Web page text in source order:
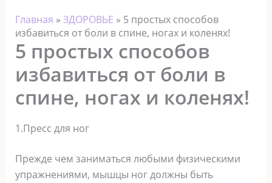
Главная » ЗДОРОВЬЕ » 5 простых способов
избавиться от боли в спине, ногах и коленях!
5 простых способов
избавиться от боли в
спине, ногах и коленях!
1.Пресс для ног
Прежде чем заниматься любыми физическими
упражнениями, мышцы ног должны быть